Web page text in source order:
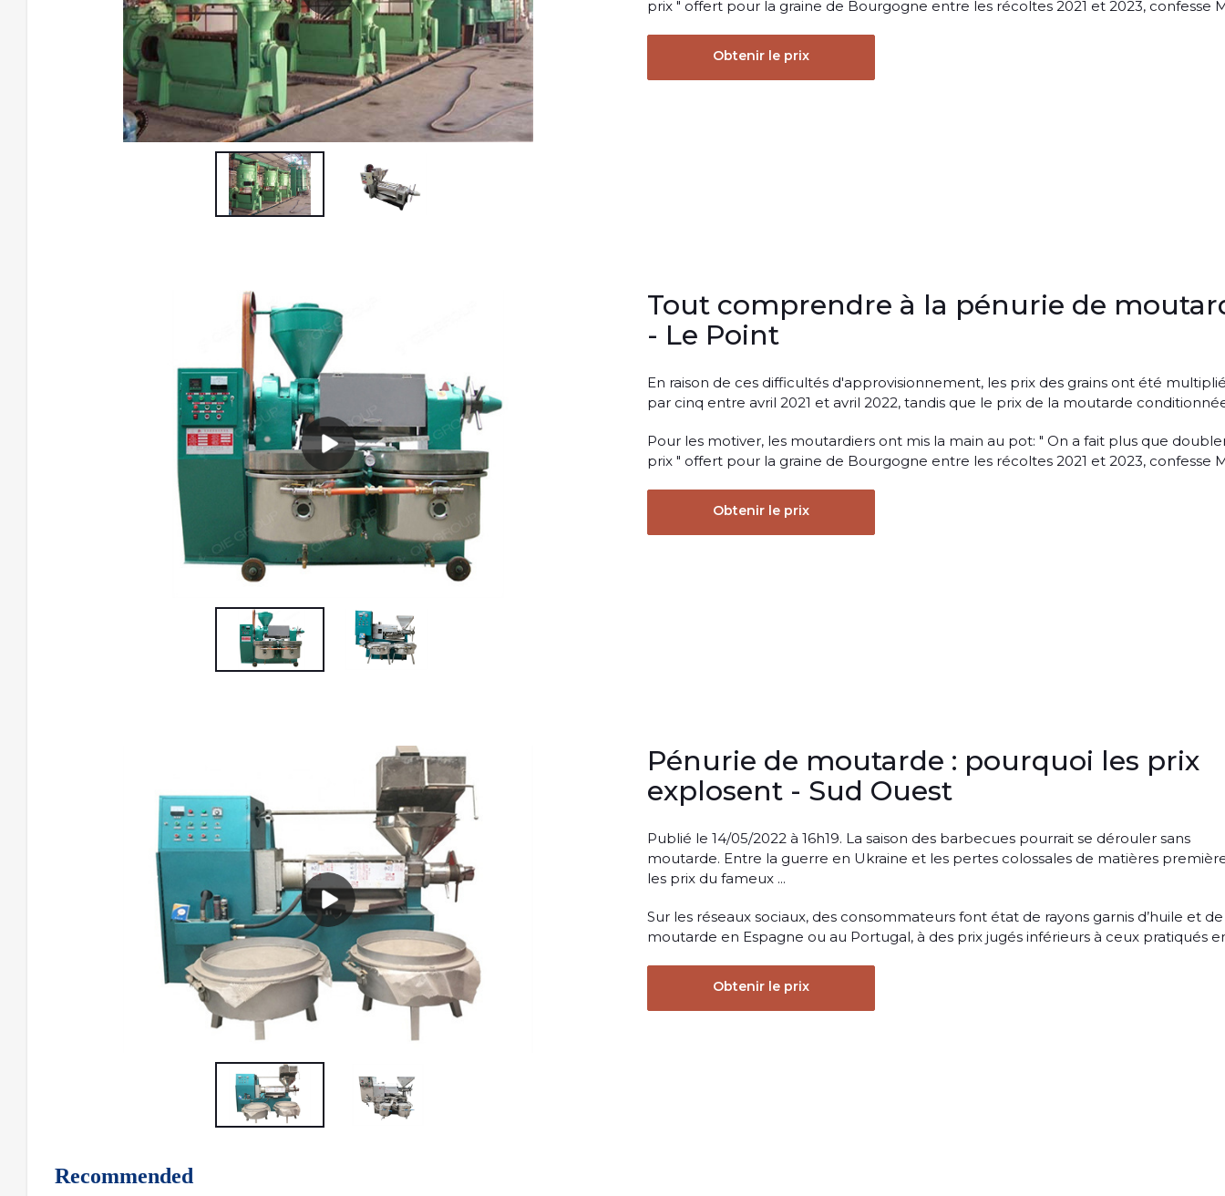
prix " offert pour la graine de Bourgogne entre les récoltes 2021 et 2023, confesse
Obtenir le prix
Tout comprendre à la pénurie de
- Le Point
En raison de ces difficultés d'approvisionnement, les prix des grains ont été
par cinq entre avril 2021 et avril 2022, tandis que le prix de la moutarde
Pour les motiver, les moutardiers ont mis la main au pot: " On a fait plus que
prix " offert pour la graine de Bourgogne entre les récoltes 2021 et 2023, confesse
Obtenir le prix
Pénurie de moutarde : pourquoi les prix
explosent - Sud Ouest
Publié le 14/05/2022 à 16h19. La saison des barbecues pourrait se dérouler sans
moutarde. Entre la guerre en Ukraine et les pertes colossales de matières
les prix du fameux ...
Sur les réseaux sociaux, des consommateurs font état de rayons garnis d’huile et de
moutarde en Espagne ou au Portugal, à des prix jugés inférieurs à ceux pratiqués
Obtenir le prix
Recommended